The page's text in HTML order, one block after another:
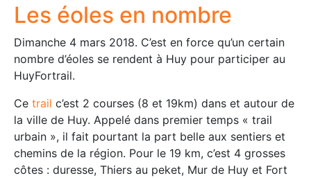
Les éoles en nombre
Dimanche 4 mars 2018. C’est en force qu’un certain
nombre d’éoles se rendent à Huy pour participer au
HuyFortrail.
Ce trail c’est 2 courses (8 et 19km) dans et autour de
la ville de Huy. Appelé dans premier temps « trail
urbain », il fait pourtant la part belle aux sentiers et
chemins de la région. Pour le 19 km, c’est 4 grosses
côtes : duresse, Thiers au peket, Mur de Huy et Fort